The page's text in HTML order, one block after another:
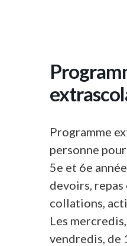
Programme
personne
5e et 6e
devoirs, repas
collations,
Les
vendredis, de